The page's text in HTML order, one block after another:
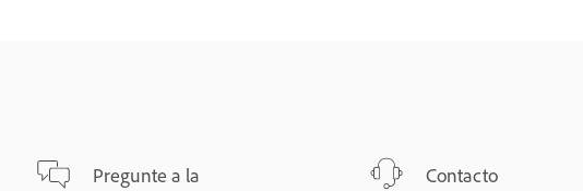
Pregunte a la
Contacto